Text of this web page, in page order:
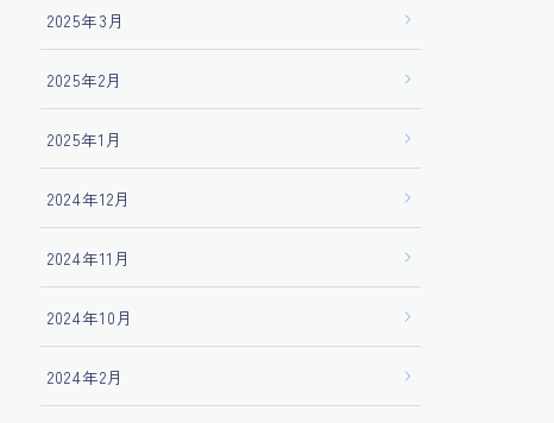
2025年3月
2025年2月
2025年1月
2024年12月
2024年11月
2024年10月
2024年2月